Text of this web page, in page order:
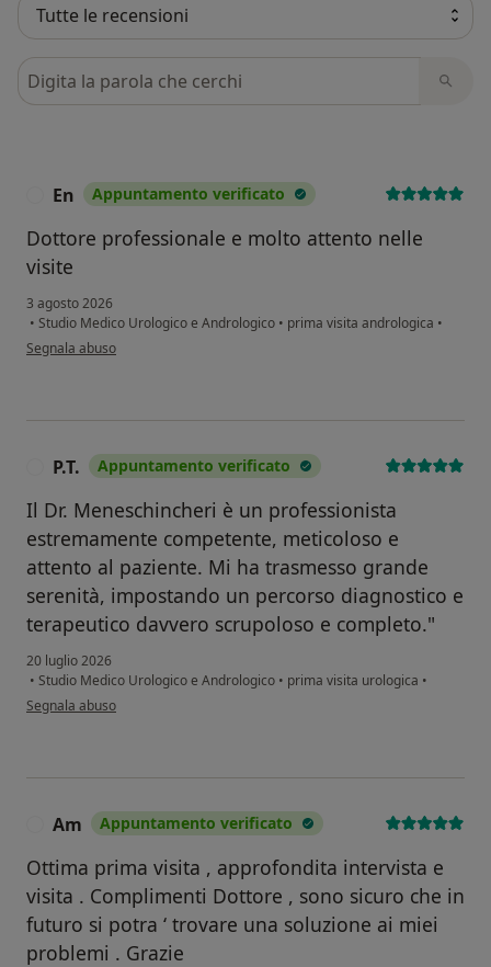
Cerca nelle recensioni
En Appuntamento verificato
Dottore professionale e molto attento nelle
visite
3 agosto 2026
• Studio Medico Urologico e Andrologico • prima visita andrologica •
secondo l'opinione dell'utente En
Segnala abuso
P.T. Appuntamento verificato
Il Dr. Meneschincheri è un professionista
estremamente competente, meticoloso e
attento al paziente. Mi ha trasmesso grande
serenità, impostando un percorso diagnostico e
terapeutico davvero scrupoloso e completo."
20 luglio 2026
• Studio Medico Urologico e Andrologico • prima visita urologica •
secondo l'opinione dell'utente P.T.
Segnala abuso
Am Appuntamento verificato
Ottima prima visita , approfondita intervista e
visita . Complimenti Dottore , sono sicuro che in
futuro si potra ‘ trovare una soluzione ai miei
problemi . Grazie